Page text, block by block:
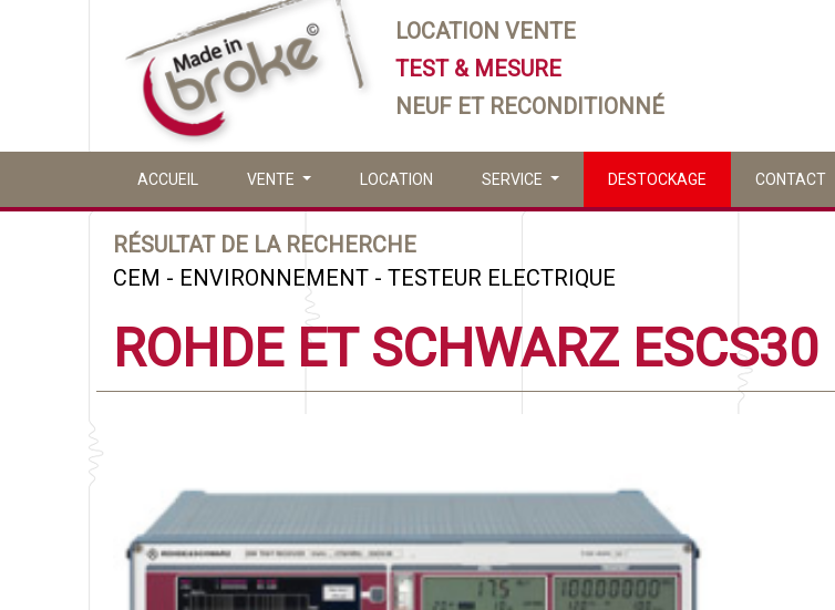
LOCATION VENTE
TEST & MESURE
NEUF ET RECONDITIONNÉ
ACCUEIL VENTE LOCATION SERVICE DESTOCKAGE CONTACT
RÉSULTAT DE LA RECHERCHE
CEM - ENVIRONNEMENT - TESTEUR ELECTRIQUE
ROHDE ET SCHWARZ ESCS30